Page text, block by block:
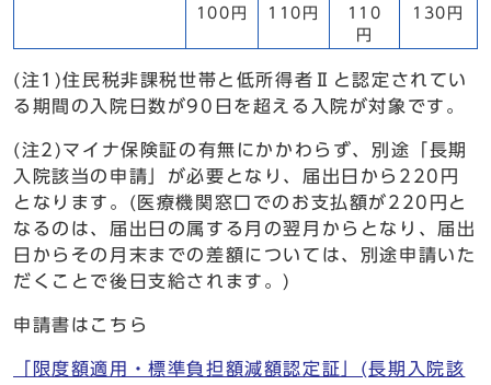
100円
110円
110
円
130円
(注1)住民税非課税世帯と低所得者Ⅱと認定されてい
る期間の入院日数が90日を超える入院が対象です。
(注2)マイナ保険証の有無にかかわらず、別途「長期
入院該当の申請」が必要となり、届出日から220円
となります。(医療機関窓口でのお支払額が220円と
なるのは、届出日の属する月の翌月からとなり、届出
日からその月末までの差額については、別途申請いた
だくことで後日支給されます。)
申請書はこちら
「限度額適用・標準負担額減額認定証」(長期入院該